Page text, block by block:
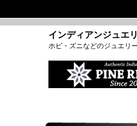
インディアンジュエ
ホピ・ズニなどのジュエリ